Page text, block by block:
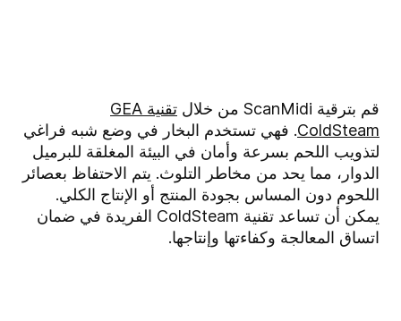
قم بترقية ScanMidi من خلال
تقنية GEA
ColdSteam. فهي تستخدم البخار في وضع شبه فراغي
لتذويب اللحم بسرعة وأمان في البيئة المغلقة للبرميل
الدوار، مما يحد من مخاطر التلوث. يتم الاحتفاظ بعصائر
اللحوم دون المساس بجودة المنتج أو الإنتاج الكلي.
يمكن أن تساعد تقنية ColdSteam الفريدة في ضمان
اتساق المعالجة وكفاءتها وإنتاجها.